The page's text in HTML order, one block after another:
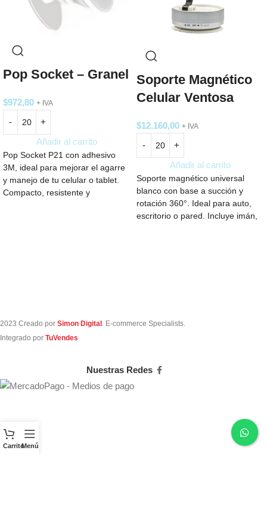
Pop Socket – Granel
$972,80 + IVA
Añadir al carrito
Pop Socket P21 con adhesivo
3M, ideal para mejorar el agarre
y manejo de tu celular o tablet.
Compacto, resistente y
Soporte Magnético
Celular Ventosa
$12.160,00 + IVA
Añadir al carrito
Soporte magnético universal
blanco con base a succión y
rotación 360°. Ideal para auto,
escritorio o pared. Incluye imán,
2023 Creado por Simon Digital . E-commerce Specialists.
Integrado por TuVendes
Nuestras Redes
CarritoMenú